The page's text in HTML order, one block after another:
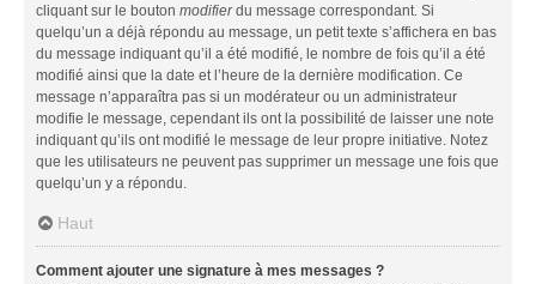
cliquant sur le bouton modifierdu message correspondant. Si
quelqu’un a déjà répondu au message, un petit texte s’affichera en bas
du message indiquant qu’il a été modifié, le nombre de fois qu’il a été
modifié ainsi que la date et l’heure de la dernière modification. Ce
message n’apparaîtra pas si un modérateur ou un administrateur
modifie le message, cependant ils ont la possibilité de laisser une note
indiquant qu’ils ont modifié le message de leur propre initiative. Notez
que les utilisateurs ne peuvent pas supprimer un message une fois que
quelqu’un y a répondu.
Haut
Comment ajouter une signature à mes messages ?